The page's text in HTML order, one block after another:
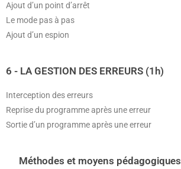
Ajout d’un point d’arrêt
Le mode pas à pas
Ajout d’un espion
6 - LA GESTION DES ERREURS (1h)
Interception des erreurs
Reprise du programme après une erreur
Sortie d’un programme après une erreur
Méthodes et moyens pédagogiques